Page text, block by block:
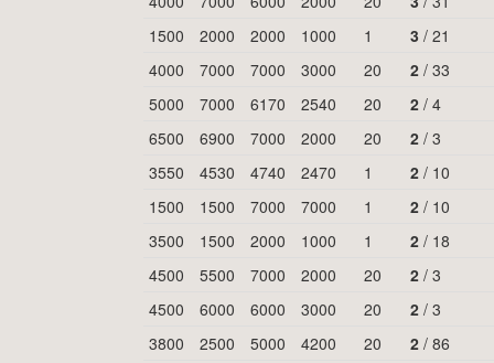
1500
2000 2000 1000 1 3 / 21
4000
7000 7000 3000 20 2 / 33
5000
7000 6170 2540 20 2 / 4
6500
6900 7000 2000 20 2 / 3
3550
4530 4740 2470 1 2 / 10
1500
1500 7000 7000 1 2 / 10
3500
1500 2000 1000 1 2 / 18
4500
5500 7000 2000 20 2 / 3
4500
6000 6000 3000 20 2 / 3
3800
2500 5000 4200 20 2 / 86